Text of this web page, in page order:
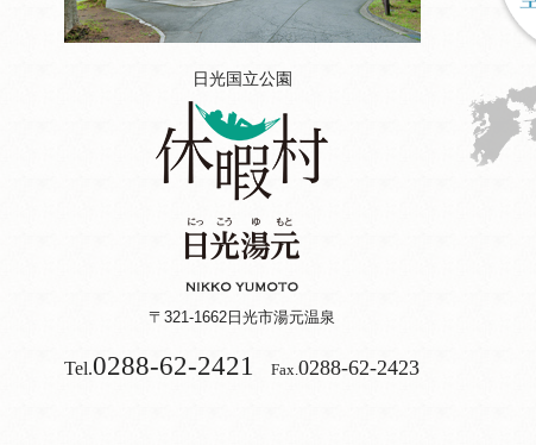
日光国立公園
〒321-1662 日光市湯元温泉
Tel.0288-62-2421 Fax. 0288-62-2423